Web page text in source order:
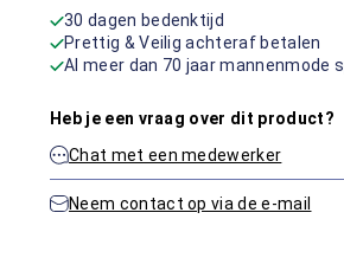
30 dagen bedenktijd
Prettig & Veilig achteraf betalen
Al meer dan 70 jaar mannenmode
Heb je een vraag over dit product?
Chat met een medewerker
Neem contact op via de e-mail